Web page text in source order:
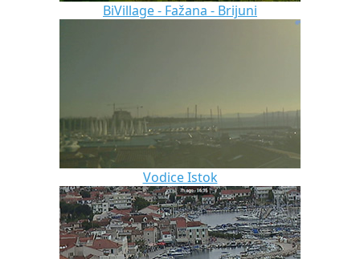
BiVillage - Fažana - Brijuni
Vodice Istok